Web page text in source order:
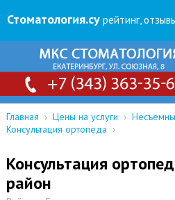
Стоматология.су рейтинг,
Главная › Цены на услуги ›
Консультация ортопеда ›
Консультация
район